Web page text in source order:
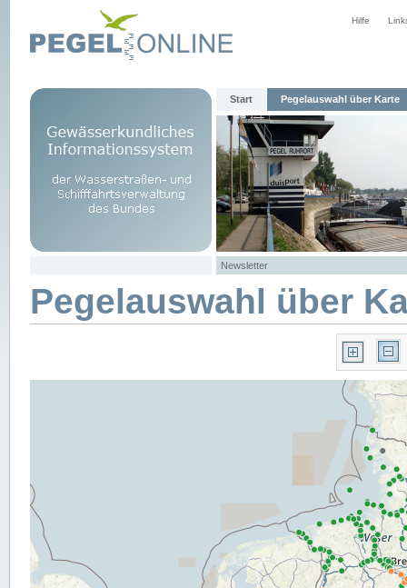
Hilfe
Start Pegelauswahl über Karte
Newsletter
Pegelauswahl über